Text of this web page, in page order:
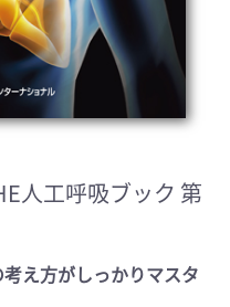
人工呼吸ブック 第
え方がしっかりマスタ